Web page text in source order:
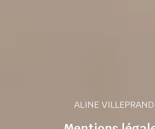
ALINE VILLEPRAND